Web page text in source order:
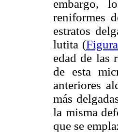
embargo,
reniformes
estratos
lutita (
edad de las
de esta
anteriores
más
la misma
que se